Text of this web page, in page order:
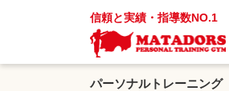
信頼と実績・指導数NO.1
パーソナルトレーニング